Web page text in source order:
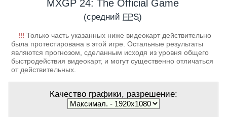
MXGP 24: The Official Game
(средний FPS)
!!! Только часть указанных ниже видеокарт действительно
была протестирована в этой игре. Остальные результаты
являются прогнозом, сделанным исходя из уровня общего
быстродействия видеокарт, и могут существенно отличаться
от действительных.
Качество графики, разрешение: